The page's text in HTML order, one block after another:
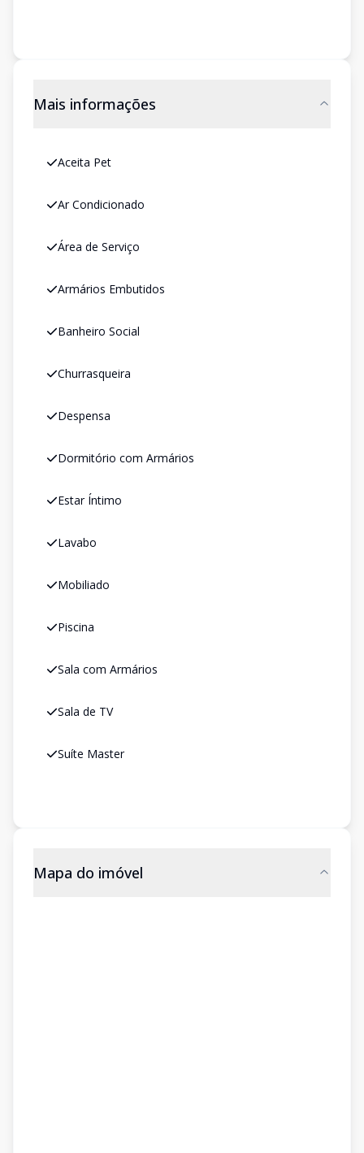
Mais informações
Aceita Pet
Ar Condicionado
Área de Serviço
Armários Embutidos
Banheiro Social
Churrasqueira
Despensa
Dormitório com Armários
Estar Íntimo
Lavabo
Mobiliado
Piscina
Sala com Armários
Sala de TV
Suíte Master
Mapa do imóvel